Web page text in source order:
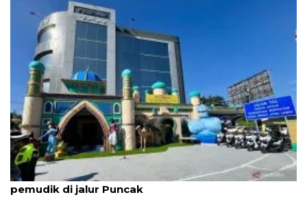
Pos Terpadu Gadog bertema Istana Aladin layani
pemudik di jalur Puncak